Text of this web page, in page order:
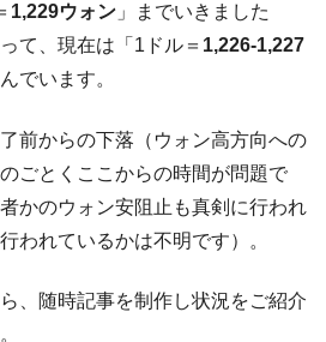
ってきた李在明。李在明を支持しな
領府ボンクラ政策室長が告発され
察職員が「丸刈りになって抗議活
が鉄鋼輸出を異常増加させる ⇒ 中
業「半導体絶好調」のウラで他業
1,229ウォン 」までいきました
て、現在は「1ドル＝ 1,226-1,227
でいます。
前からの下落（ウォン高方向への
ごとくここからの時間が問題で
かのウォン安阻止も真剣に行われ
われているかは不明です）。
、随時記事を制作し状況をご紹介